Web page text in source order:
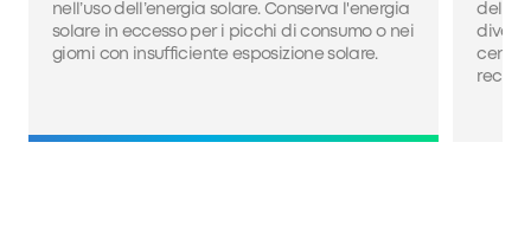
nell’uso dell’energia solare. Conserva l'energia
solare in eccesso per i picchi di consumo o nei
giorni con insufficiente esposizione solare.